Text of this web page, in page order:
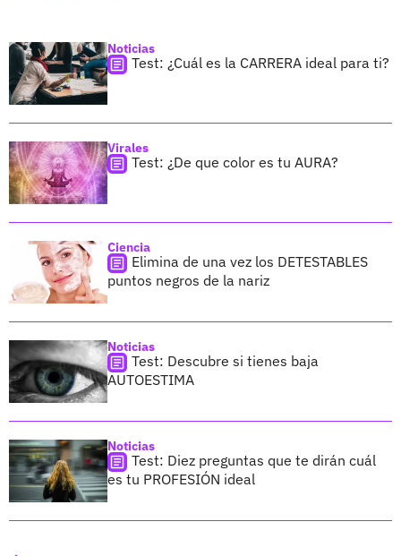
Noticias
Test: ¿Cuál es la CARRERA ideal para ti?
Virales
Test: ¿De que color es tu AURA?
Ciencia
Elimina de una vez los DETESTABLES
puntos negros de la nariz
Noticias
Test: Descubre si tienes baja
AUTOESTIMA
Noticias
Test: Diez preguntas que te dirán cuál
es tu PROFESIÓN ideal